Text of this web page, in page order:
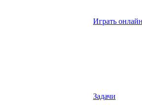
Играть онлайн
Задачи